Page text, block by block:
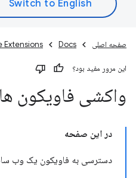
صفحه اصلی Docs
Extensions
این مرور مفید بود؟
واکشی فاویکون ها
در این صفحه
دسترسی به فاویکون یک وب